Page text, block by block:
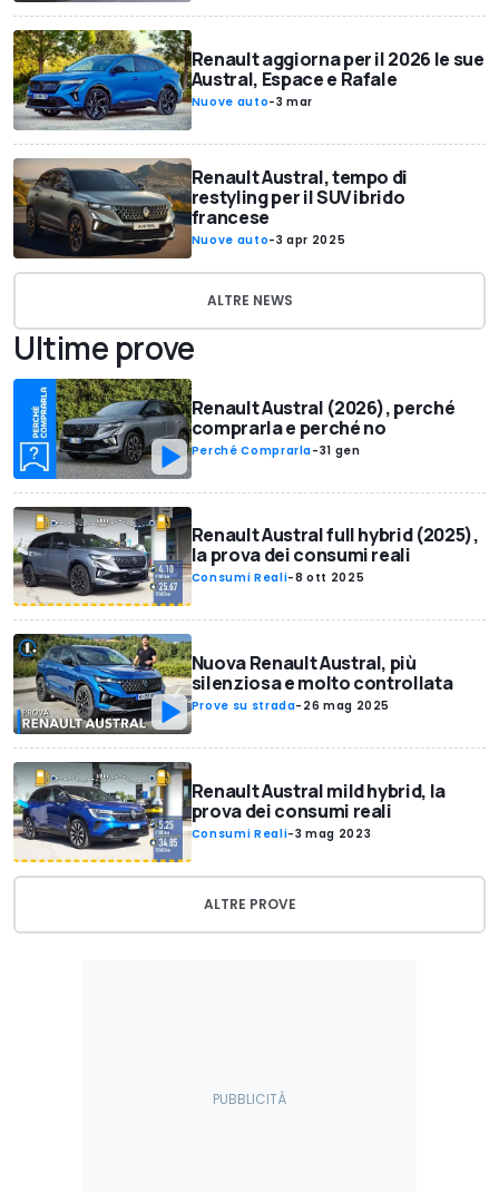
Renault aggiorna per il 2026 le sue
Austral, Espace e Rafale
Nuove auto-3 mar
Renault Austral, tempo di
restyling per il SUV ibrido
francese
Nuove auto-3 apr 2025
ALTRE NEWS
Ultime prove
Renault Austral (2026), perché
comprarla e perché no
Perché Comprarla-31 gen
Renault Austral full hybrid (2025),
la prova dei consumi reali
Consumi Reali-8 ott 2025
Nuova Renault Austral, più
silenziosa e molto controllata
Prove su strada- 26 mag 2025
Renault Austral mild hybrid, la
prova dei consumi reali
Consumi Reali-3 mag 2023
ALTRE PROVE